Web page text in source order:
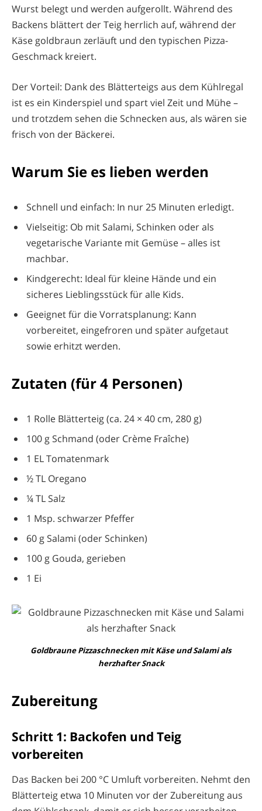
Wurst belegt und werden aufgerollt. Während des
Backens blättert der Teig herrlich auf, während der
Käse goldbraun zerläuft und den typischen Pizza-
Geschmack kreiert.
Der Vorteil: Dank des Blätterteigs aus dem Kühlregal
ist es ein Kinderspiel und spart viel Zeit und Mühe –
und trotzdem sehen die Schnecken aus, als wären sie
frisch von der Bäckerei.
Warum Sie es lieben werden
Schnell und einfach: In nur 25 Minuten erledigt.
Vielseitig: Ob mit Salami, Schinken oder als
vegetarische Variante mit Gemüse – alles ist
machbar.
Kindgerecht: Ideal für kleine Hände und ein
sicheres Lieblingsstück für alle Kids.
Geeignet für die Vorratsplanung: Kann
vorbereitet, eingefroren und später aufgetaut
sowie erhitzt werden.
Zutaten (für 4 Personen)
1 Rolle Blätterteig (ca. 24 × 40 cm, 280 g)
100 g Schmand (oder Crème Fraîche)
1 EL Tomatenmark
½ TL Oregano
¼ TL Salz
1 Msp. schwarzer Pfeffer
60 g Salami (oder Schinken)
100 g Gouda, gerieben
1 Ei
Goldbraune Pizzaschnecken mit Käse und Salami als
herzhafter Snack
Zubereitung
Schritt 1: Backofen und Teig
vorbereiten
Das Backen bei 200 °C Umluft vorbereiten. Nehmt den
Blätterteig etwa 10 Minuten vor der Zubereitung aus